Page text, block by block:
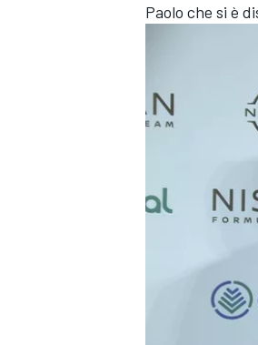
Paolo che si è